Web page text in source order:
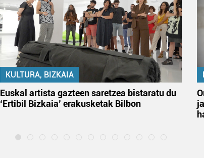
KULTURA, BIZKAIA
Euskal artista gazteen saretzea bistaratu du
‘Ertibil Bizkaia’ erakusketak Bilbon